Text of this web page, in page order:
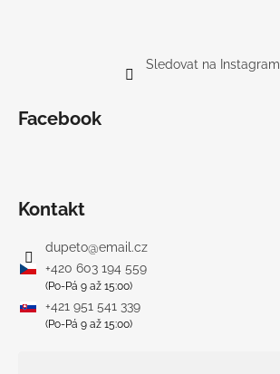
Sledovat na
Facebook
Kontakt
dupeto@email.cz
+420 603 194 559
(Po-Pá 9 až 15:00)
+421 951 541 339
(Po-Pá 9 až 15:00)